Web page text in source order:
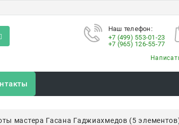
Наш телефон:
+7 (499) 553-01-23
+7 (965) 126-55-77
мастера Гасана Гаджиахмедов (5